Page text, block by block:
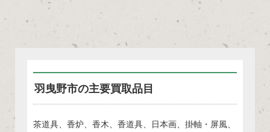
羽曳野市の主要買取品目
茶道具、香炉、香木、香道具、日本画、掛軸・屏風、